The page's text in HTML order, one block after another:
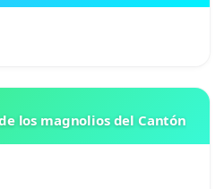
los magnolios del Cantón